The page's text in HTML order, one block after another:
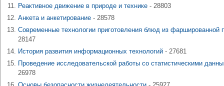
Реактивное движение в природе и технике - 28803
Анкета и анкетирование - 28578
Современные технологии приготовления блюд из фаршированной
28147
История развития информационных технологий - 27681
Проведение исследовательской работы со статистическими
26978